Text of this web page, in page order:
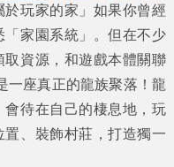
於玩家的家」如果你曾經
家園系統」。但在不少
資源，和遊戲本體關聯
一座真正的龍族聚落！龍
待在自己的棲息地，玩
、裝飾村莊，打造獨一